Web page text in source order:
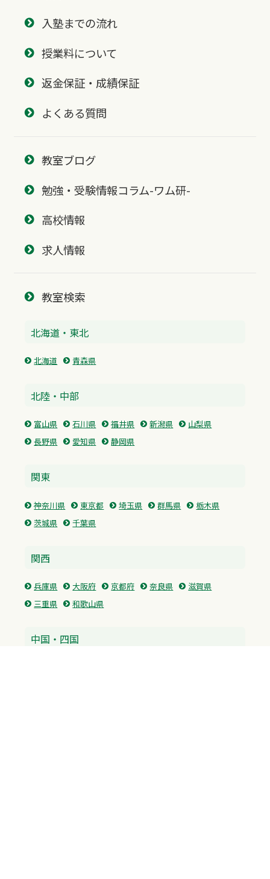
入塾までの流れ
授業料について
返金保証・成績保証
よくある質問
教室ブログ
勉強・受験情報コラム-ワム研-
高校情報
求人情報
教室検索
北海道・東北
北海道 青森県
北陸・中部
富山県 石川県 福井県 新潟県
山梨県
長野県
愛知県 静岡県
関東
神奈川県 東京都 埼玉県 群馬県
栃木県
茨城県
千葉県
関西
兵庫県 大阪府 京都府 奈良県
滋賀県
三重県
和歌山県
中国・四国